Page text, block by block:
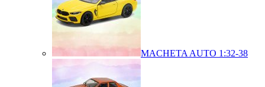
MACHETA AUTO 1:32-38